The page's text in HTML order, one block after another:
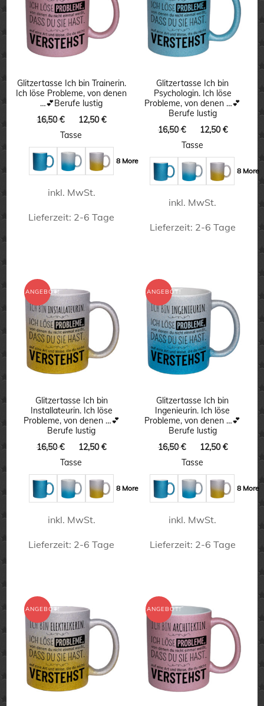
Varianten
auf.
Die
Optionen
können
auf
der
Produktseite
gewählt
werden
auf.
Die
Optionen
auf
der
Produktseite
gewählt
werden
Glitzertasse Ich bin Trainerin.
Ich löse Probleme, von denen
…💕Berufe lustig
16,50€
Ursprünglicher
Preis
16,50 €
12,50€
12,50 €.
Tasse
8 More
inkl. MwSt.
Lieferzeit: 2-6 Tage
mehrere
Varianten
auf.
Die
Optionen
auf
der
Produktseite
gewählt
werden
Glitzertasse Ich bin
Psychologin. Ich löse
Probleme, von denen …💕
Berufe lustig
16,50€
Ursprünglicher
Preis
16,50 €
12,50€
12,50 €.
Tasse
8 More
inkl. MwSt.
Lieferzeit: 2-6 Tage
weist
mehrere
Varianten
auf.
Die
Optionen
können
auf
der
Produktseite
gewählt
werden
ANGEBOT!
Glitzertasse Ich bin
Installateurin. Ich löse
Probleme, von denen …💕
Berufe lustig
16,50€
Ursprünglicher
Preis
16,50 €
12,50€
12,50 €.
Tasse
8 More
inkl. MwSt.
Lieferzeit: 2-6 Tage
weist
mehrere
Varianten
auf.
Die
Optionen
ANGEBOT!
Glitzertasse Ich bin
Ingenieurin. Ich löse
Probleme, von denen …💕
Berufe lustig
16,50€
Ursprünglicher
Preis
16,50 €
12,50€
12,50 €.
Tasse
8 More
inkl. MwSt.
Lieferzeit: 2-6 Tage
weist
mehrere
Varianten
auf.
Die
Optionen
ANGEBOT! ANGEBOT!